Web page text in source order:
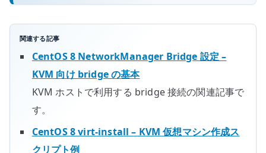
関連する記事
CentOS 8 NetworkManager Bridge 設定 –
KVM 向け bridge の基本
KVM ホストで利用する bridge 接続の関連記事で
す。
CentOS 8 virt-install – KVM 仮想マシン作成ス
クリプト例